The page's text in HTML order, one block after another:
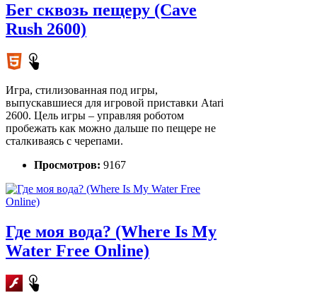
Бег сквозь пещеру (Cave
Rush 2600)
Игра, стилизованная под игры,
выпускавшиеся для игровой приставки Atari
2600. Цель игры – управляя роботом
пробежать как можно дальше по пещере не
сталкиваясь с черепами.
Просмотров: 9167
Где моя вода? (Where Is My
Water Free Online)